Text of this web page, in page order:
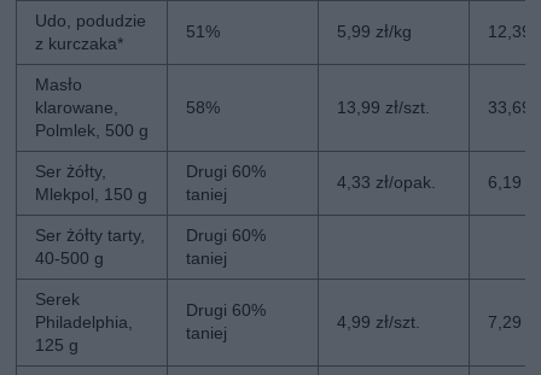
Udo, podudzie
z kurczaka*
51% 5,99 zł/kg 12,39
Masło
klarowane,
Polmlek, 500 g
58% 13,99 zł/szt. 33,69
Ser żółty,
Mlekpol, 150 g
Drugi 60%
taniej
4,33 zł/opak. 6,19
Ser żółty tarty,
40-500 g
Drugi 60%
taniej
Serek
Philadelphia,
125 g
Drugi 60%
taniej
4,99 zł/szt. 7,29